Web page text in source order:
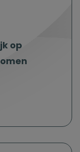
op
paradox: rijk